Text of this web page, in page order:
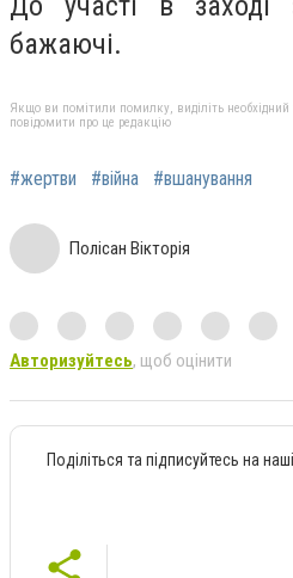
бажаючі.
Якщо ви помітили помилку, виділіть необхідний
повідомити про це редакцію
#жертви #війна #вшанування
Полісан Вікторія
Авторизуйтесь, щоб оцінити
Поділіться та підписуйтесь на